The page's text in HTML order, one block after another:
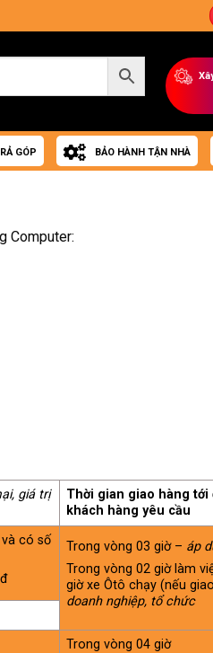
GÓP BẢO HÀNH TẬN NHÀ
Computer:
giá trị
Thời gian giao hàng tới
khách hàng yêu cầu
có số
Trong vòng 03 giờ – áp
Trong vòng 02 giờ làm
giờ xe Ôtô chạy (nếu
doanh nghiệp, tổ chức
Trong vòng 04 giờ